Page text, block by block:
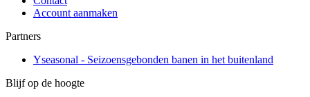
Account aanmaken
Partners
Yseasonal - Seizoensgebonden banen in het buitenland
Blijf op de hoogte